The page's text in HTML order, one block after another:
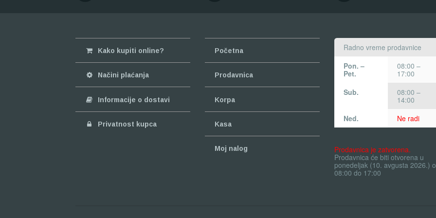
Kako kupiti online?
Načini plaćanja
Informacije o dostavi
Privatnost kupca
Početna
Prodavnica
Korpa
Kasa
Moj nalog
Radno vreme prodavnice
Pon. –
Pet.
08:00 –
17:00
Sub.
08:00 –
14:00
Ned.
Ne radi
Prodavnica je zatvorena.
Prodavnica će biti otvorena u
ponedeljak (10. avgusta 2026.)
08:00 do 17:00